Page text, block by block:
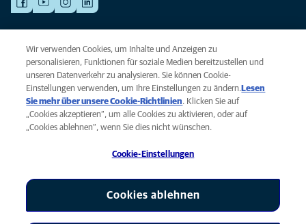
NOTDIENSTE
Finden Sie hier Standorte mit Notfall-Service. Weil Ihr Tier die beste
Versorgung verdient.
Privacy
Legal
AniCura ist eine Tochtergesellschaft von Mars, Inc © 2026
Wir verwenden Cookies, um Inhalte und Anzeigen zu
personalisieren, Funktionen für soziale Medien bereitzustellen und
unseren Datenverkehr zu analysieren. Sie können Cookie-
Einstellungen verwenden, um Ihre Einstellungen zu ändern. Lesen
Sie mehr über unsere Cookie-Richtlinien(opens in a new tab)
. Klicken Sie auf
„Cookies akzeptieren“, um alle Cookies zu aktivieren, oder auf
„Cookies ablehnen“, wenn Sie dies nicht wünschen.
Cookie-Einstellungen
Cookies ablehnen